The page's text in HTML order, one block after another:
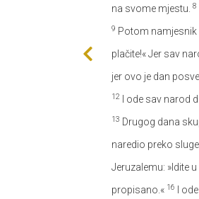
na svome mjestu. 8
9 Potom namjesnik
plačite!« Jer sav
jer ovo je dan
12 I ode sav narod
13 Drugog dana
naredio preko
Jeruzalemu: »Idite
propisano.« 16 I